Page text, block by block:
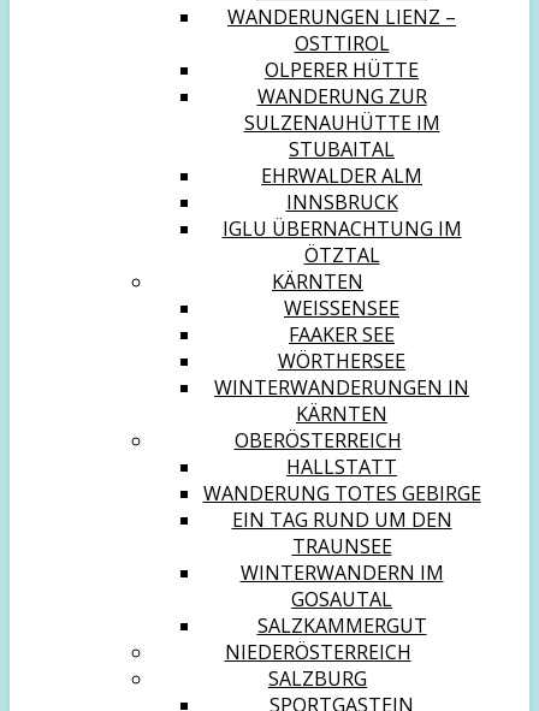
WANDERUNGEN LIENZ –
OSTTIROL
OLPERER HÜTTE
WANDERUNG ZUR
SULZENAUHÜTTE IM
STUBAITAL
EHRWALDER ALM
INNSBRUCK
IGLU ÜBERNACHTUNG IM
ÖTZTAL
KÄRNTEN
WEISSENSEE
FAAKER SEE
WÖRTHERSEE
WINTERWANDERUNGEN IN
KÄRNTEN
OBERÖSTERREICH
HALLSTATT
WANDERUNG TOTES GEBIRGE
EIN TAG RUND UM DEN
TRAUNSEE
WINTERWANDERN IM
GOSAUTAL
SALZKAMMERGUT
NIEDERÖSTERREICH
SALZBURG
SPORTGASTEIN